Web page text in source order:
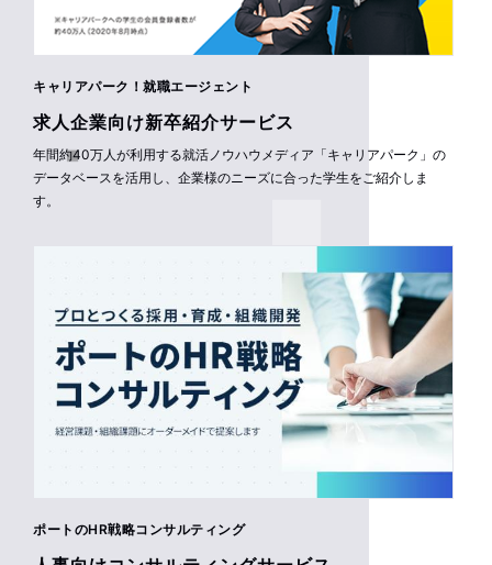
キャリアパーク！就職エージェント
求人企業向け新卒紹介サービス
年間約40万人が利用する就活ノウハウメディア「キャリアパーク」の
データベースを活用し、企業様のニーズに合った学生をご紹介しま
す。
ポートのHR戦略コンサルティング